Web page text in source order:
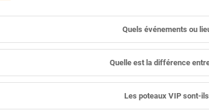
Quels événements ou
Quelle est la différence
Les poteaux VIP sont-